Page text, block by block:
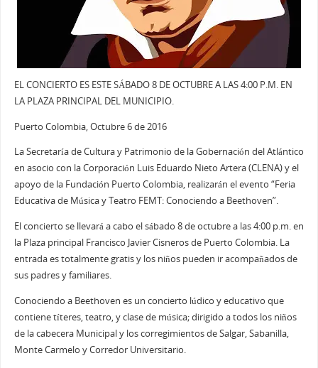
EL CONCIERTO ES ESTE SÁBADO 8 DE OCTUBRE A LAS 4:00 P.M. EN
LA PLAZA PRINCIPAL DEL MUNICIPIO.
Puerto Colombia, Octubre 6 de 2016
La Secretaría de Cultura y Patrimonio de la Gobernación del Atlántico
en asocio con la Corporación Luis Eduardo Nieto Artera (CLENA) y el
apoyo de la Fundación Puerto Colombia, realizarán el evento “Feria
Educativa de Música y Teatro FEMT: Conociendo a Beethoven”.
El concierto se llevará a cabo el sábado 8 de octubre a las 4:00 p.m. en
la Plaza principal Francisco Javier Cisneros de Puerto Colombia. La
entrada es totalmente gratis y los niños pueden ir acompañados de
sus padres y familiares.
Conociendo a Beethoven es un concierto lúdico y educativo que
contiene títeres, teatro, y clase de música; dirigido a todos los niños
de la cabecera Municipal y los corregimientos de Salgar, Sabanilla,
Monte Carmelo y Corredor Universitario.